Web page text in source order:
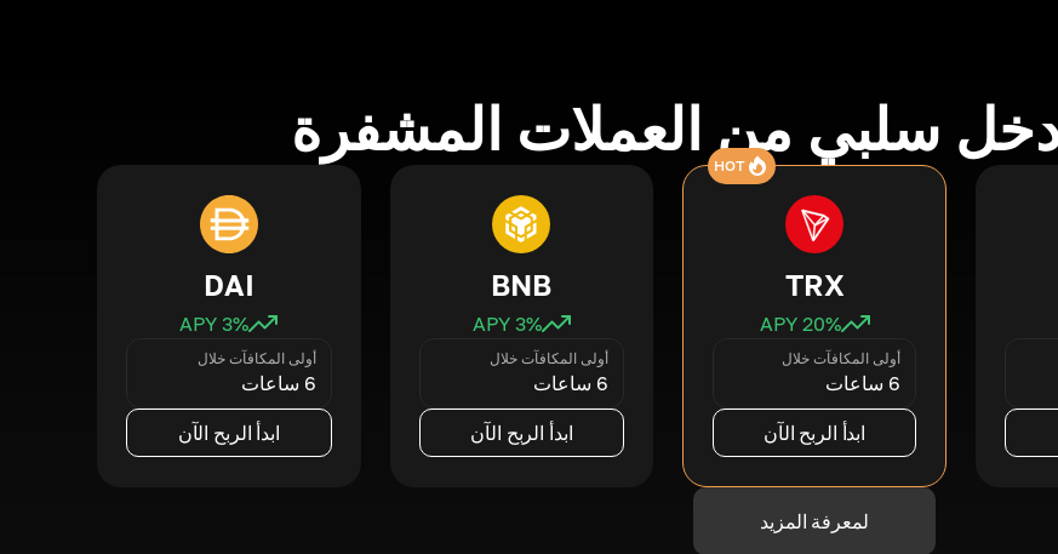
سلبي من العملات المشفرة
HOT
TRX
20% APY
أولى المكافآت خلال
6 ساعات
ابدأ الربح الآن
BNB
3% APY
أولى المكافآت خلال
6 ساعات
ابدأ الربح الآن
DAI
3% APY
أولى المكافآت خلال
6 ساعات
ابدأ الربح الآن
لمعرفة المزيد